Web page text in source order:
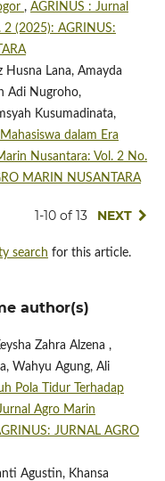
, AGRINUS : Jurnal
(2025): AGRINUS:
Husna Lana, Amayda
Adi Nugroho,
Kusumadinata,
dalam Era
Nusantara: Vol. 2 No.
MARIN NUSANTARA
1-10 of 13 NEXT
search for this article.
author(s)
Zahra Alzena ,
Wahyu Agung, Ali
Pola Tidur Terhadap
Agro Marin
JURNAL AGRO
Agustin, Khansa